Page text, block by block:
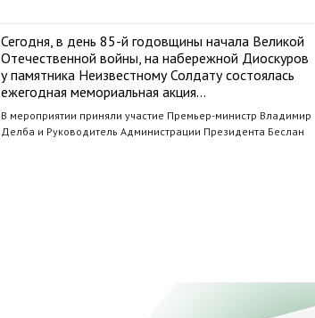
Сегодня, в день 85-й годовщины начала Великой
Отечественной войны, на набережной Диоскуров
у памятника Неизвестному Солдату состоялась
ежегодная мемориальная акция…
В мероприятии приняли участие Премьер-министр Владимир
Делба и Руководитель Администрации Президента Беслан